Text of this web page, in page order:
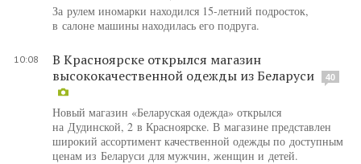
За рулем иномарки находился 15-летний подросток,
в салоне машины находилась его подруга.
10:08
В Красноярске открылся магазин
высококачественной одежды из Беларуси
40
Новый магазин «Беларуская одежда» открылся
на Дудинской, 2 в Красноярске. В магазине представлен
широкий ассортимент качественной одежды по доступным
ценам из Беларуси для мужчин, женщин и детей.